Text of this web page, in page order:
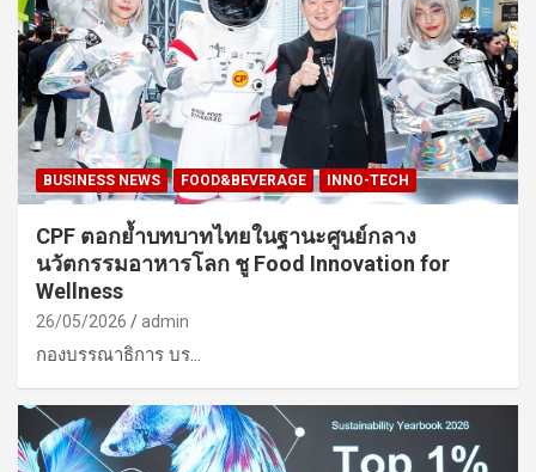
BUSINESS NEWS FOOD&BEVERAGE INNO-TECH
CPF ตอกย้ำบทบาทไทยในฐานะศูนย์กลาง
นวัตกรรมอาหารโลก ชู Food Innovation for
Wellness
26/05/2026 admin
กองบรรณาธิการ บร…